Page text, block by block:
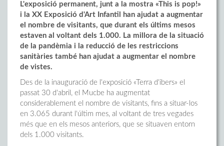
L'exposició permanent, junt a la mostra «This is pop!»
i la XX Exposició d'Art Infantil han ajudat a augmentar
el nombre de visitants, que durant els últims mesos
estaven al voltant dels 1.000. La millora de la situació
de la pandèmia i la reducció de les restriccions
sanitàries també han ajudat a augmentar el nombre
de vistes.
Des de la inauguració de l'exposició «Terra d'ibers» el
passat 30 d'abril, el Mucbe ha augmentat
considerablement el nombre de visitants, fins a situar-los
en 3.065 durant l'últim mes, al voltant de tres vegades
més que en els mesos anteriors, que se situaven entorn
dels 1.000 visitants.